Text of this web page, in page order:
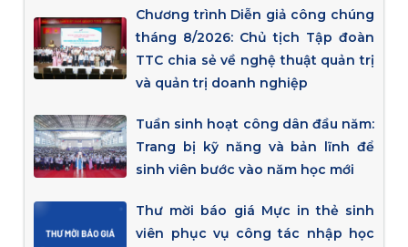
Chương trình Diễn giả công chúng
tháng 8/2026: Chủ tịch Tập đoàn
TTC chia sẻ về nghệ thuật quản trị
và quản trị doanh nghiệp
Tuần sinh hoạt công dân đầu năm:
Trang bị kỹ năng và bản lĩnh để
sinh viên bước vào năm học mới
Thư mời báo giá Mực in thẻ sinh
viên phục vụ công tác nhập học